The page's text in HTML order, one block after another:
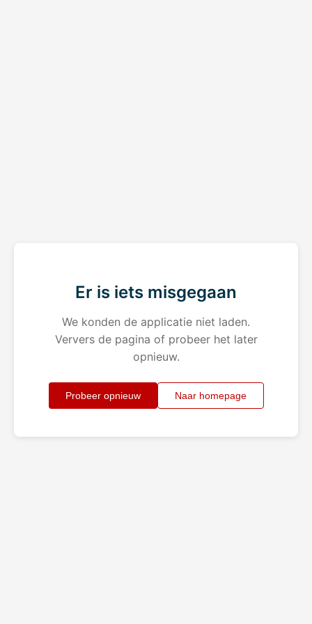
Er is iets misgegaan
We konden de applicatie niet laden.
Ververs de pagina of probeer het later
opnieuw.
Probeer opnieuw Naar homepage